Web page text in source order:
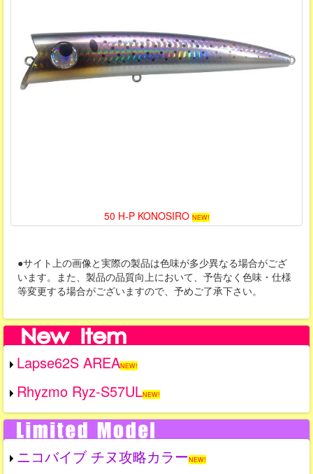
50 H-P KONOSIRO NEW!
●サイト上の画像と実際の製品は色味が多少異なる場合がござ
います。また、製品の品質向上において、予告なく色味・仕様
等変更する場合がございますので、予めご了承下さい。
Lapse62S AREANEW!
Rhyzmo Ryz-S57ULNEW!
ニコバイブ チヌ攻略カラーNEW!